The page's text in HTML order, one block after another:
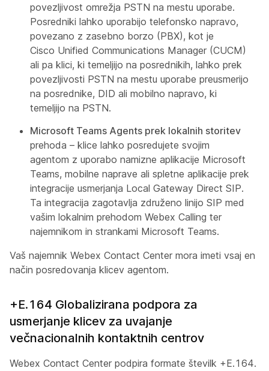
povezljivost omrežja PSTN na mestu uporabe.
Posredniki lahko uporabijo telefonsko napravo,
povezano z zasebno borzo (PBX), kot je
Cisco Unified Communications Manager (CUCM)
ali pa klici, ki temeljijo na posrednikih, lahko prek
povezljivosti PSTN na mestu uporabe preusmerijo
na posrednike, DID ali mobilno napravo, ki
temeljijo na PSTN.
Microsoft Teams Agents prek lokalnih storitev
prehoda – klice lahko posredujete svojim
agentom z uporabo namizne aplikacije Microsoft
Teams, mobilne naprave ali spletne aplikacije prek
integracije usmerjanja Local Gateway Direct SIP.
Ta integracija zagotavlja združeno linijo SIP med
vašim lokalnim prehodom Webex Calling ter
najemnikom in strankami Microsoft Teams.
Vaš najemnik Webex Contact Center mora imeti vsaj en
način posredovanja klicev agentom.
+E.164 Globalizirana podpora za
usmerjanje klicev za uvajanje
večnacionalnih kontaktnih centrov
Webex Contact Center podpira formate številk +E.164.